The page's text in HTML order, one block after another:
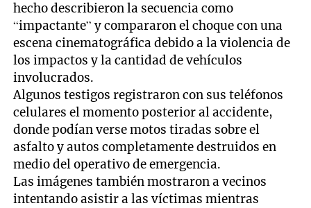
hecho describieron la secuencia como
“impactante” y compararon el choque con una
escena cinematográfica debido a la violencia de
los impactos y la cantidad de vehículos
involucrados.
Algunos testigos registraron con sus teléfonos
celulares el momento posterior al accidente,
donde podían verse motos tiradas sobre el
asfalto y autos completamente destruidos en
medio del operativo de emergencia.
Las imágenes también mostraron a vecinos
intentando asistir a las víctimas mientras